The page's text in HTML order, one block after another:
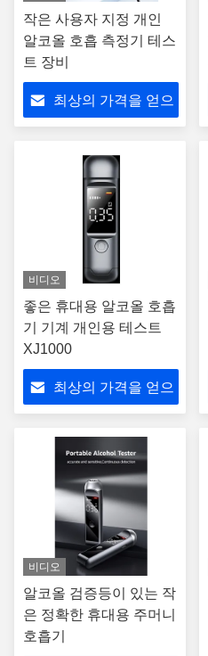
작은 사용자 지정 개인
알코올 호흡 측정기 테스
트 장비
최상의 가격을 얻으
비디오
좋은 휴대용 알코올 호흡
기 기계 개인용 테스트
XJ1000
최상의 가격을 얻으
비디오
알코올 검증등이 있는 작
은 정확한 휴대용 주머니
호흡기